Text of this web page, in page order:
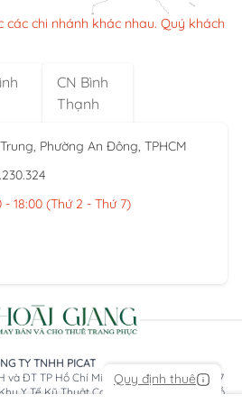
Quy định thuê
các chi nhánh khác nhau. Quý khách
CN Bình
Thạnh
Phường An Đông, TPHCM
- 18:00 (Thứ 2 - Thứ 7)
TY TNHH PICAT
và ĐT TP Hồ Chí Minh cấp ngày 05/04/2017
Y Tế Kỹ Thuật Cao, Phường An Lạc, TP Hồ